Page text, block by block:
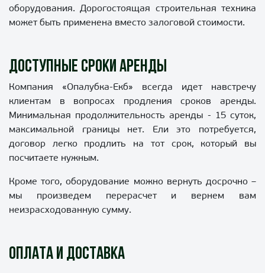
оборудования. Дорогостоящая строительная техника
может быть применена вместо залоговой стоимости.
Доступные сроки аренды
Компания «Опалубка-Екб» всегда идет навстречу
клиентам в вопросах продления сроков аренды.
Минимальная продолжительность аренды - 15 суток,
максимальной границы нет. Ели это потребуется,
договор легко продлить на тот срок, который вы
посчитаете нужным.
Кроме того, оборудование можно вернуть досрочно –
мы произведем перерасчет и вернем вам
неизрасходованную сумму.
Оплата и доставка